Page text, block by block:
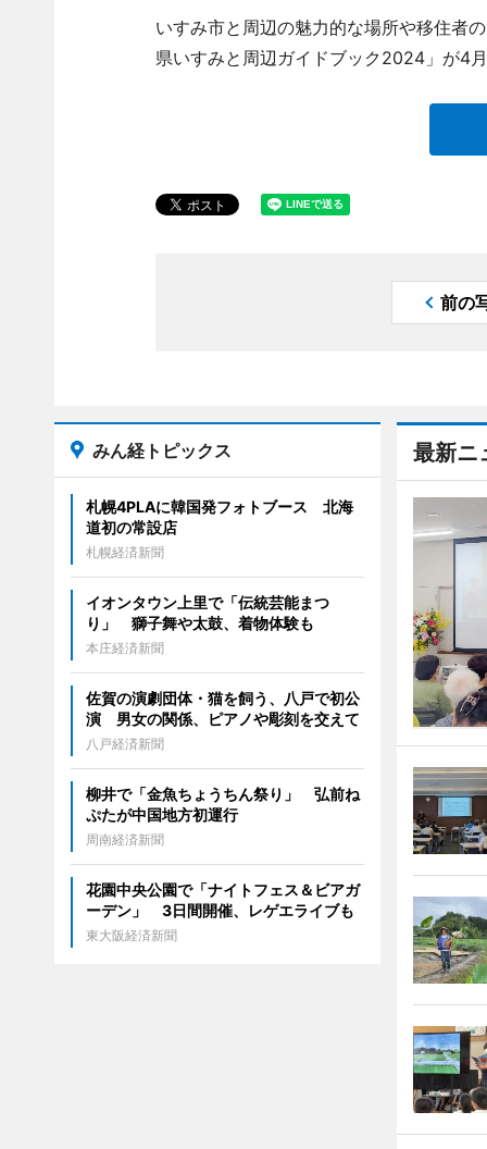
いすみ市と周辺の魅力的な場所や移住者
県いすみと周辺ガイドブック2024」が4
前の
最新ニ
みん経トピックス
札幌4PLAに韓国発フォトブース 北海
道初の常設店
札幌経済新聞
イオンタウン上里で「伝統芸能まつ
り」 獅子舞や太鼓、着物体験も
本庄経済新聞
佐賀の演劇団体・猫を飼う、八戸で初公
演 男女の関係、ピアノや彫刻を交えて
八戸経済新聞
柳井で「金魚ちょうちん祭り」 弘前ね
ぷたが中国地方初運行
周南経済新聞
花園中央公園で「ナイトフェス＆ビアガ
ーデン」 3日間開催、レゲエライブも
東大阪経済新聞